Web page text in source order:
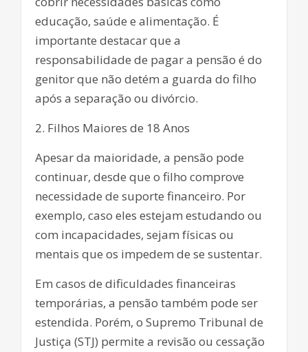
educação, saúde e alimentação. É
importante destacar que a
responsabilidade de pagar a pensão é do
genitor que não detém a guarda do filho
após a separação ou divórcio.
2. Filhos Maiores de 18 Anos
Apesar da maioridade, a pensão pode
continuar, desde que o filho comprove
necessidade de suporte financeiro. Por
exemplo, caso eles estejam estudando ou
com incapacidades, sejam físicas ou
mentais que os impedem de se sustentar.
Em casos de dificuldades financeiras
temporárias, a pensão também pode ser
estendida. Porém, o Supremo Tribunal de
Justiça (STJ) permite a revisão ou cessação